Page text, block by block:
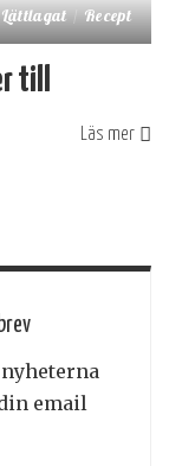
Lättlagat Recept
till
Läs mer
email